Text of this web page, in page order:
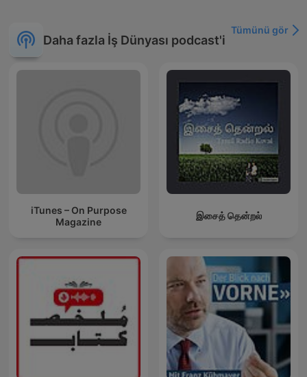
Daha fazla İş Dünyası podcast'i
Tümünü gör
iTunes – On Purpose
Magazine
இசைத் தென்றல்